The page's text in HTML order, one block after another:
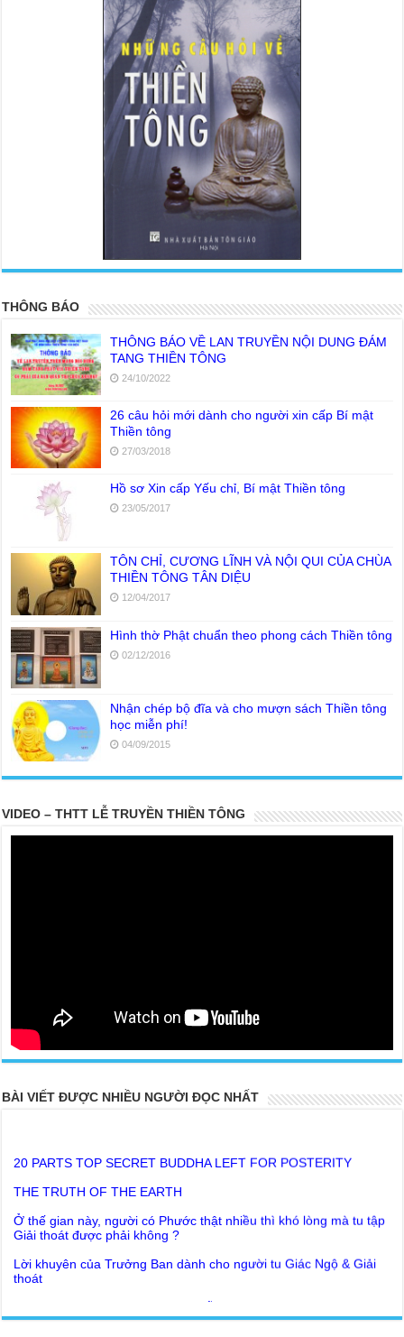
THÔNG BÁO
THÔNG BÁO VỀ LAN TRUYỀN NỘI DUNG ĐÁM
TANG THIỀN TÔNG
24/10/2022
26 câu hỏi mới dành cho người xin cấp Bí mật
Thiền tông
27/03/2018
Hồ sơ Xin cấp Yếu chỉ, Bí mật Thiền tông
23/05/2017
TÔN CHỈ, CƯƠNG LĨNH VÀ NỘI QUI CỦA CHÙA
THIỀN TÔNG TÂN DIỆU
12/04/2017
Hình thờ Phật chuẩn theo phong cách Thiền tông
02/12/2016
Nhận chép bộ đĩa và cho mượn sách Thiền tông
học miễn phí!
04/09/2015
VIDEO – THTT LỄ TRUYỀN THIỀN TÔNG
BÀI VIẾT ĐƯỢC NHIỀU NGƯỜI ĐỌC NHẤT
Giải thoát được phải không ?
thoát
Đức Phật dạy về cách tạo Công Đức và Phước Đức
Giải đáp Thiền tông P19 - Ma Vương là ai? Cha để đức cho con?